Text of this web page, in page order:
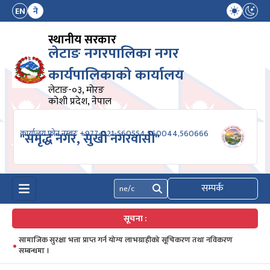
EN ने
स्थानीय सरकार
लेटाङ नगरपालिका नगर
कार्यपालिकाको कार्यालय
लेटाङ-०३, मोरङ
कोशी प्रदेश, नेपाल
कार्यालय फोन नम्बरः +977-021-560554,560044,560666
"समृद्ध नगर, सुखी नगरवासी"
खोज्नुहोस् सम्पर्क
सूचना :
सामाजिक सुरक्षा भत्ता प्राप्त गर्न योग्य लाभग्राहीको सूचिकरण तथा नविकरण
सम्बन्धमा ।